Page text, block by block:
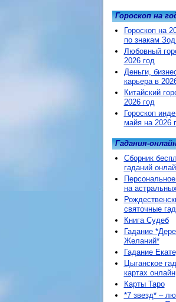
Гороскоп на
Гороскоп на
по знакам
Любовный
2026 год
Деньги,
карьера в
Китайский
2026 год
Гороскоп
майя на 2026
Гадания-
Сборник
гаданий
на
святочные
Книга Судеб
Гадание
Желаний*
Гадание
Цыганское
картах онлайн
Карты Таро
*7 звезд* –